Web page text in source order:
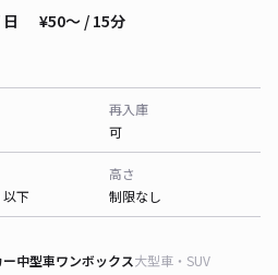
¥50〜 / 15分
再入庫
可
下
高さ
制限なし
中型車ワンボックス大型車・SUV